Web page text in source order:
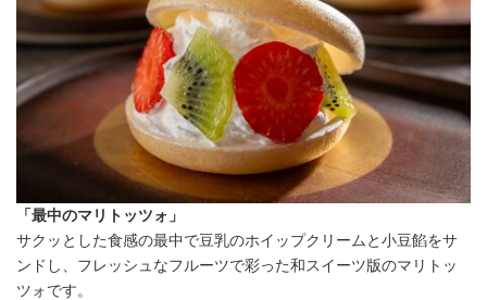
「最中のマリトッツォ」
サクッとした食感の最中で豆乳のホイップクリームと小豆餡をサ
ンドし、フレッシュなフルーツで彩った和スイーツ版のマリトッ
ツォです。